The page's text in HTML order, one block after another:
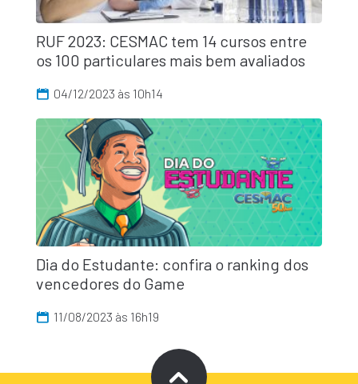
RUF 2023: CESMAC tem 14 cursos entre
os 100 particulares mais bem avaliados
04/12/2023 às 10h14
Dia do Estudante: confira o ranking dos
vencedores do Game
11/08/2023 às 16h19